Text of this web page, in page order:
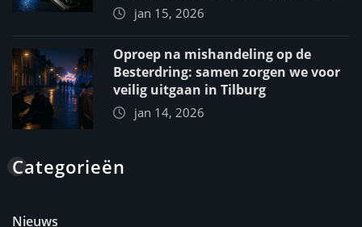
jan 15, 2026
Oproep na mishandeling op de
Besterdring: samen zorgen we voor
veilig uitgaan in Tilburg
jan 14, 2026
Categorieën
Nieuws